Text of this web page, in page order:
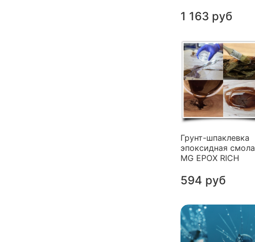
1 163 руб
Грунт-шпаклевка
эпоксидная смола
MG EPOX RICH
594 руб